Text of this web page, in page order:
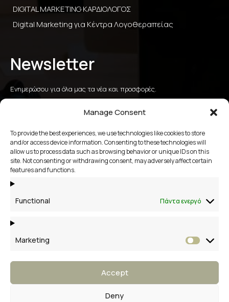
Manage Consent
To provide the best experiences, we use technologies like cookies to store
and/or access device information. Consenting to these technologies will
allow us to process data such as browsing behavior or unique IDs on this
site. Not consenting or withdrawing consent, may adversely affect certain
features and functions.
Functional Πάντα ενεργό
Marketing
Accept
Deny
DIGITAL MARKETING ΚΑΡΔΙΟΛΟΓΟΣ
Digital Marketing για Κέντρα Λογοθεραπείας
Newsletter
Ενημερώσου για όλα μας τα νέα και προσφορές.
αποστολή
2109658356